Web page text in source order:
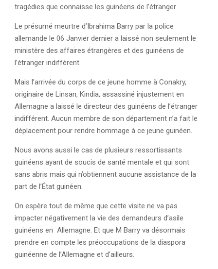
tragédies que connaisse les guinéens de l’étranger.
Le présumé meurtre d’Ibrahima Barry par la police
allemande le 06 Janvier dernier a laissé non seulement le
ministère des affaires étrangères et des guinéens de
l’étranger indifférent.
Mais l’arrivée du corps de ce jeune homme à Conakry,
originaire de Linsan, Kindia, assassiné injustement en
Allemagne a laissé le directeur des guinéens de l’étranger
indifférent. Aucun membre de son département n’a fait le
déplacement pour rendre hommage à ce jeune guinéen.
Nous avons aussi le cas de plusieurs ressortissants
guinéens ayant de soucis de santé mentale et qui sont
sans abris mais qui n’obtiennent aucune assistance de la
part de l’État guinéen.
On espère tout de même que cette visite ne va pas
impacter négativement la vie des demandeurs d’asile
guinéens en Allemagne. Et que M Barry va désormais
prendre en compte les préoccupations de la diaspora
guinéenne de l’Allemagne et d’ailleurs.